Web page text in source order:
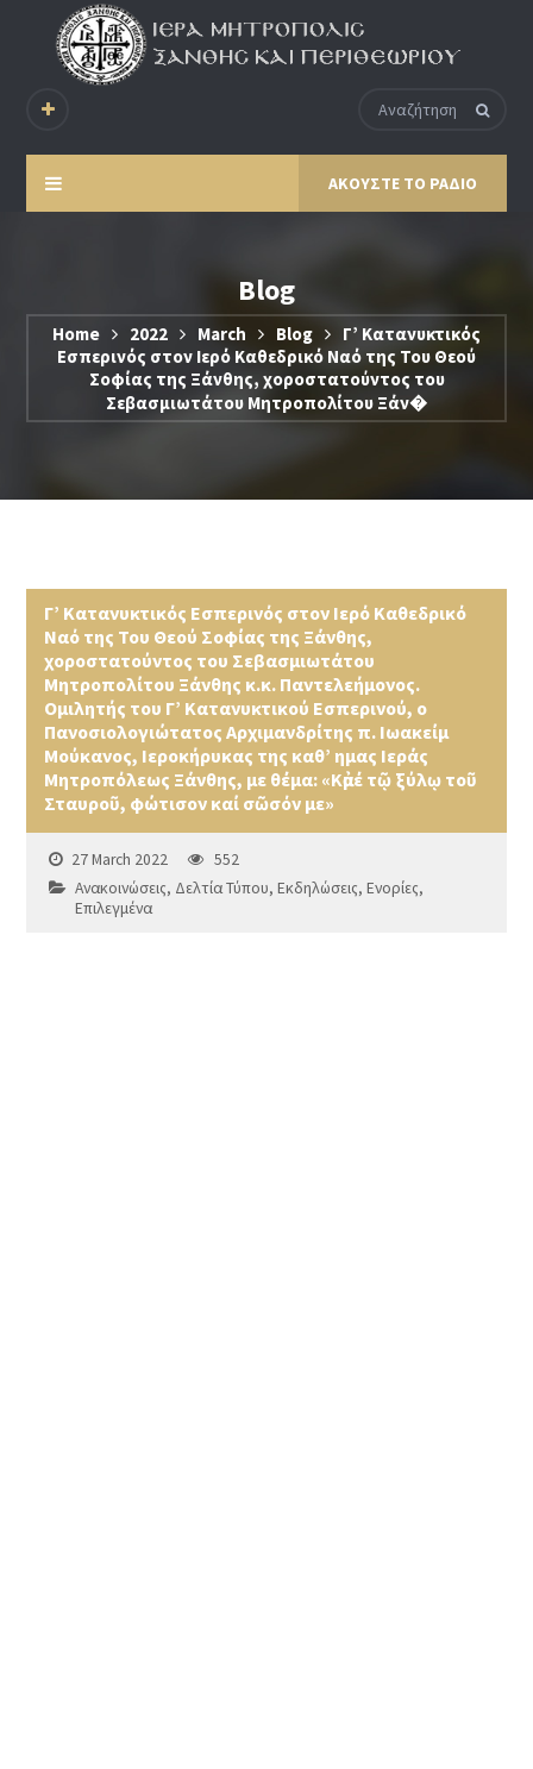
ΑΚΟΥΣΤΕ ΤΟ ΡΑΔΙΟ
Blog
Home 2022 March Blog
Γ’ Κατανυκτικός
Εσπερινός στον Ιερό Καθεδρικό Ναό της Του Θεού
Σοφίας της Ξάνθης, χοροστατούντος του
Σεβασμιωτάτου Μητροπολίτου Ξάν�
Γ’ Κατανυκτικός Εσπερινός στον Ιερό Καθεδρικό
Ναό της Του Θεού Σοφίας της Ξάνθης,
χοροστατούντος του Σεβασμιωτάτου
Μητροπολίτου Ξάνθης κ.κ. Παντελεήμονος.
Ομιλητής του Γ’ Κατανυκτικού Εσπερινού, ο
Πανοσιολογιώτατος Αρχιμανδρίτης π. Ιωακείμ
Μούκανος, Ιεροκήρυκας της καθ’ ημας Ιεράς
Μητροπόλεως Ξάνθης, με θέμα: «Kἀμέ τῷ ξύλῳ τοῦ
Σταυροῦ, φώτισον καί σῶσόν με»
27 March 2022
552
Ανακοινώσεις, Δελτία Τύπου,Εκδηλώσεις,Ενορίες,
Επιλεγμένα